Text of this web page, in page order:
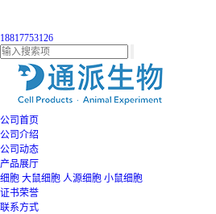
18817753126
公司首页
公司介绍
公司动态
产品展厅
细胞 大鼠细胞 人源细胞 小鼠细胞
证书荣誉
联系方式